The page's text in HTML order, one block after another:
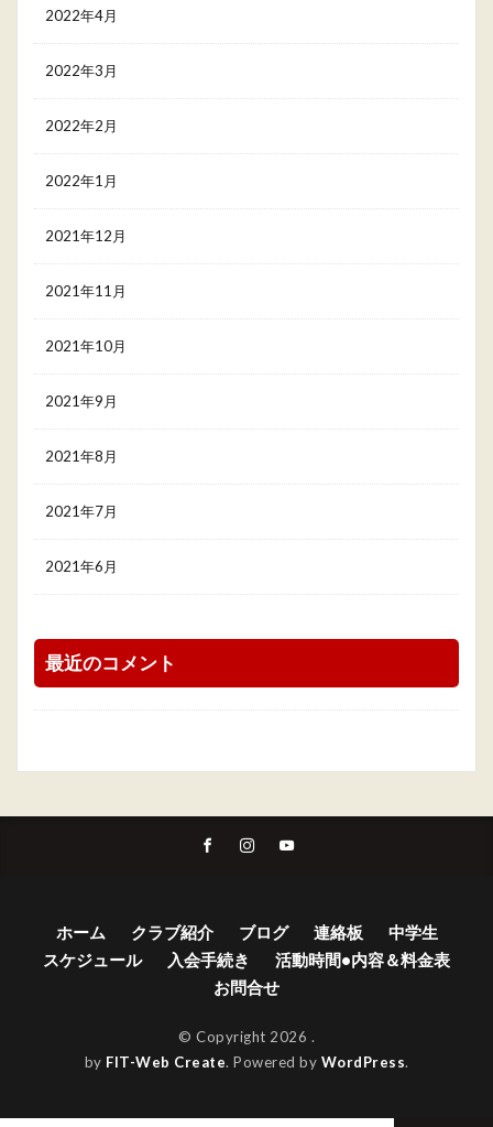
2022年4月
2022年3月
2022年2月
2022年1月
2021年12月
2021年11月
2021年10月
2021年9月
2021年8月
2021年7月
2021年6月
最近のコメント
ホーム クラブ紹介 ブログ 連絡板
中学生
スケジュール
入会手続き
活動時間•内容＆料金表
お問合せ
© Copyright 2026 .
by FIT-Web Create. Powered by WordPress.